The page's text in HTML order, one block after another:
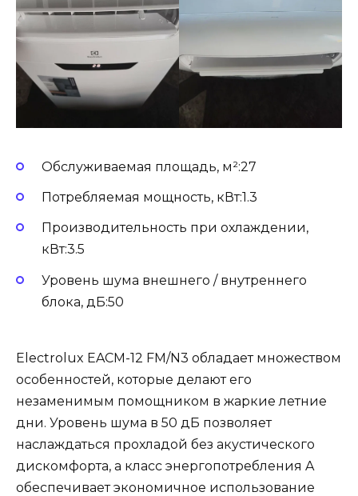
Обслуживаемая площадь, м²:27
Потребляемая мощность, кВт:1.3
Производительность при охлаждении,
кВт:3.5
Уровень шума внешнего / внутреннего
блока, дБ:50
Electrolux EACM-12 FM/N3 обладает множеством
особенностей, которые делают его
незаменимым помощником в жаркие летние
дни. Уровень шума в 50 дБ позволяет
наслаждаться прохладой без акустического
дискомфорта, а класс энергопотребления A
обеспечивает экономичное использование